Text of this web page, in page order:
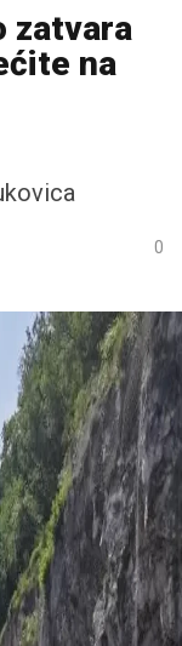
zatvara
na
0